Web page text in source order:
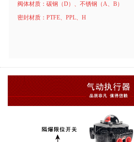
阀体材质：碳钢（D）、不锈钢（A、B）
密封材质：PTFE、PPL、H